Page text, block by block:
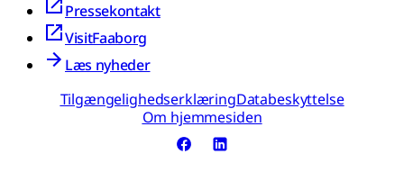
Pressekontakt
VisitFaaborg
Læs nyheder
TilgængelighedserklæringDatabeskyttelse
Om hjemmesiden